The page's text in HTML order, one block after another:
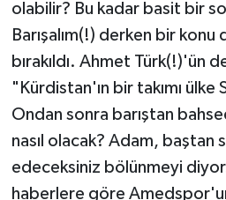
olabilir? Bu kadar basit bir
Barışalım(!) derken bir konu
bırakıldı. Ahmet Türk(!)'ün
"Kürdistan'ın bir takımı ülke
Ondan sonra barıştan
nasıl olacak? Adam, baştan
edeceksiniz bölünmeyi
haberlere göre